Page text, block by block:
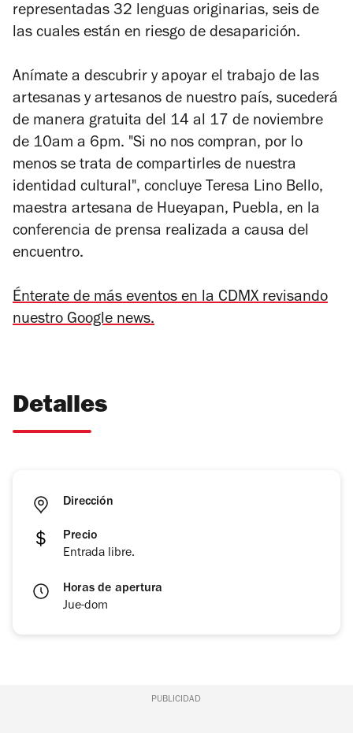
representadas 32 lenguas originarias, seis de
las cuales están en riesgo de desaparición.
Anímate a descubrir y apoyar el trabajo de las
artesanas y artesanos de nuestro país, sucederá
de manera gratuita del 14 al 17 de noviembre
de 10am a 6pm. "Si no nos compran, por lo
menos se trata de compartirles de nuestra
identidad cultural", concluye Teresa Lino Bello,
maestra artesana de Hueyapan, Puebla, en la
conferencia de prensa realizada a causa del
encuentro.
Énterate de más eventos en la CDMX revisando
nuestro Google news.
Detalles
Dirección
Precio
Entrada libre.
Horas de apertura
Jue-dom
PUBLICIDAD